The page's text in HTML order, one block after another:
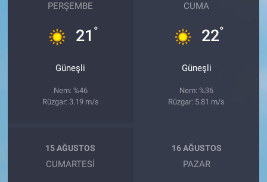
PERŞEMBE
21 °
Güneşli
Nem: %46
Rüzgar: 3.19 m/s
CUMA
22°
Güneşli
Nem: %36
Rüzgar: 5.81 m/s
15 AĞUSTOS
CUMARTESI
16 AĞUSTOS
PAZAR